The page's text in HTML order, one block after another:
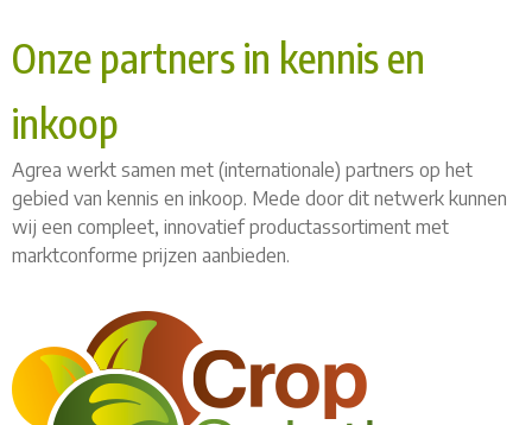
Onze partners in kennis en
inkoop
Agrea werkt samen met (internationale) partners op het
gebied van kennis en inkoop. Mede door dit netwerk kunnen
wij een compleet, innovatief productassortiment met
marktconforme prijzen aanbieden.